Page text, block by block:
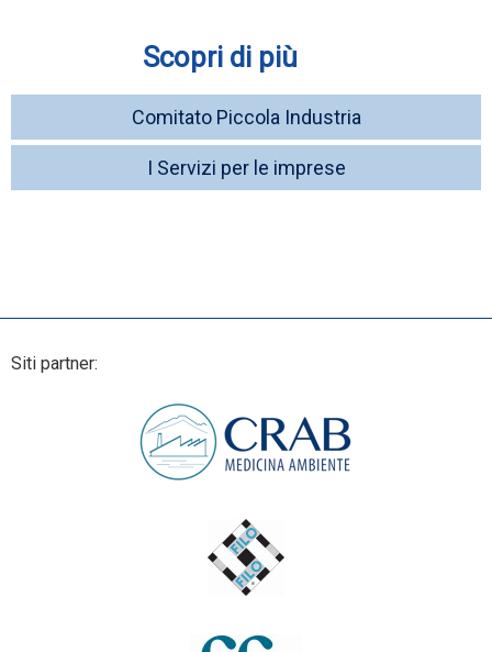
Scopri di più
Comitato Piccola Industria
I Servizi per le imprese
Siti partner: